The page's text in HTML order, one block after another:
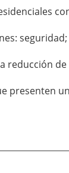
reducción
presenten